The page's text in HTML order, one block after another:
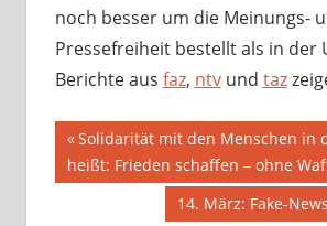
noch besser um die Meinungs-
Pressefreiheit bestellt als in der
Berichte aus faz, ntvund taz
Vorheriger
Beitrag:
Solidarität mit den Menschen in
heißt: Frieden schaffen – ohne
Nächster
14. März: Fake-